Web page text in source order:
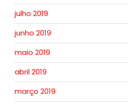
julho 2019
junho 2019
maio 2019
abril 2019
março 2019